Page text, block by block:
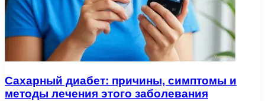
Сахарный диабет: причины, симптомы и
методы лечения этого заболевания